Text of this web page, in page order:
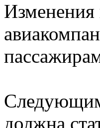
Изменения
должна